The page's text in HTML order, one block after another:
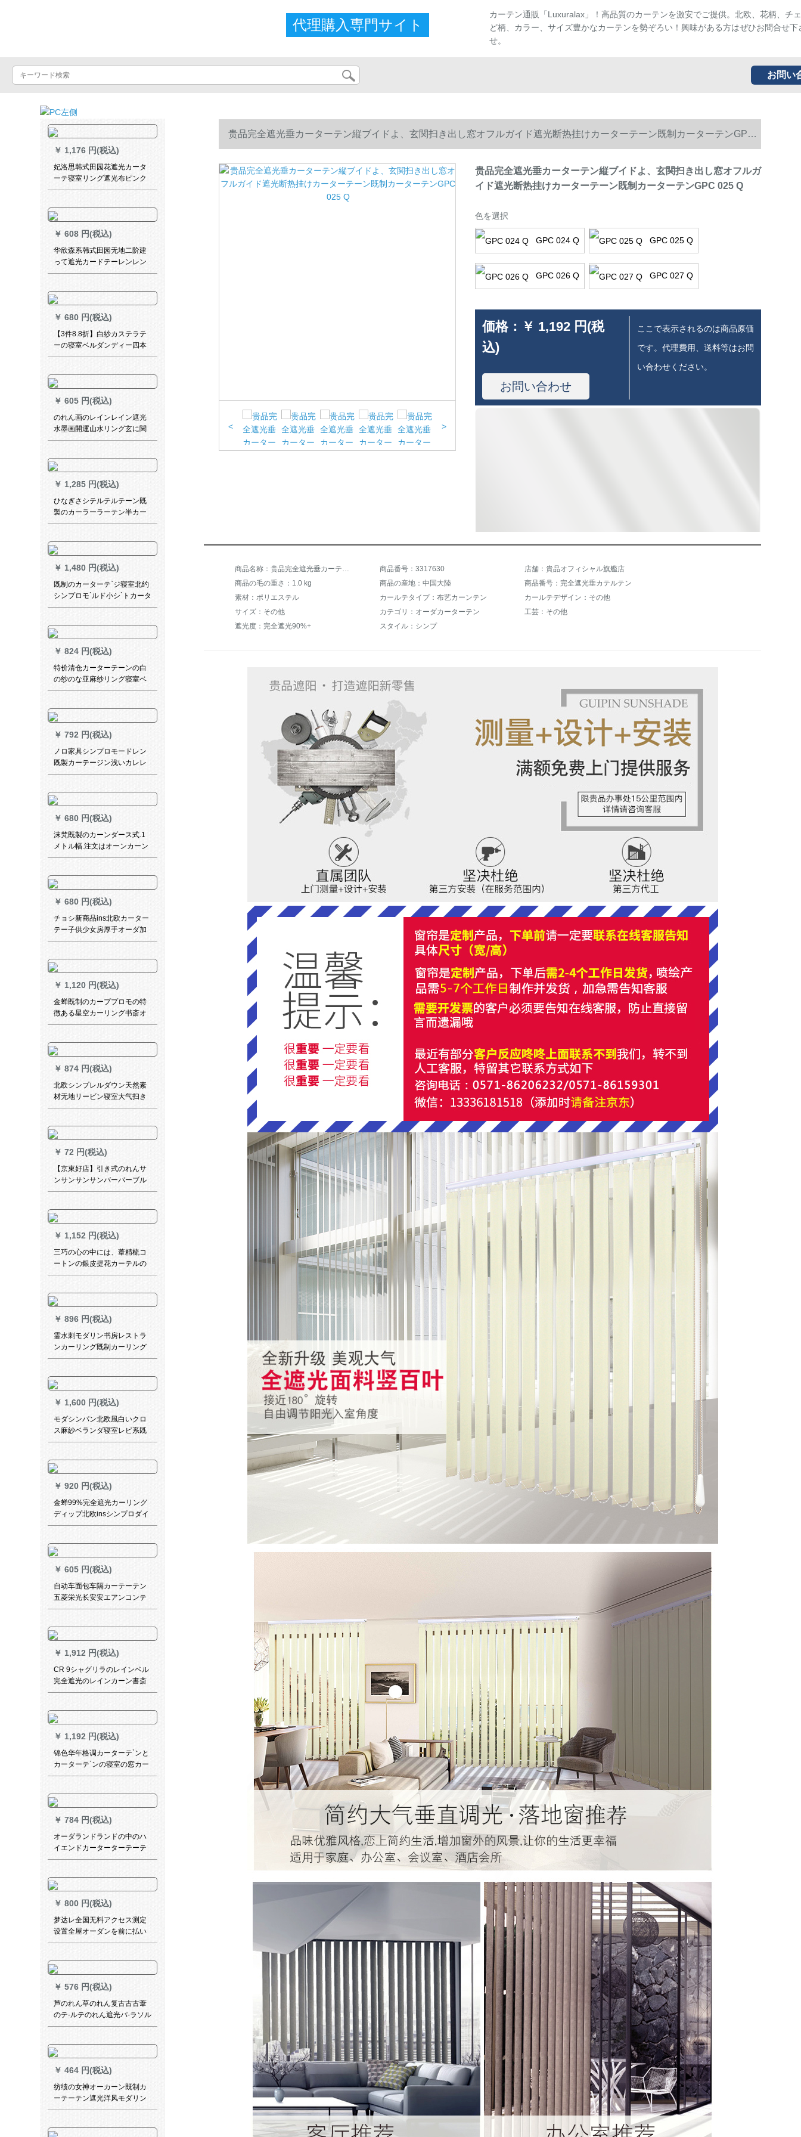
代理購入専門サイト
カーテン通販「Luxuralax」！高品質のカーテンを激安でご提供。北欧、花柄、チ
ど柄、カラー、サイズ豊かなカーテンを勢ぞろい！興味がある方はぜひお問合せ下
せ。
お問い
￥ 1,176 円(税込)
妃洛思韩式田园花遮光カータ
ーテ寝室リング遮光布ピンク
×2.7メトルの高さ一枚
￥ 608 円(税込)
华欣森系韩式田园无地二阶建
って遮光カードテーレンレン
レンレンレン白纱出窓寝室女
ラテテン
￥ 680 円(税込)
【3件8.8折】白紗カステラテ
ーの寝室ベルダンディー四本
爪フーク(米黄)幅3.0*高2.7 m
￥ 605 円(税込)
のれん画のレインレイン遮光
水墨画開運山水リング玄に関
する風水昇降断ホットカータ
像1
￥ 1,285 円(税込)
ひなぎさシテルテルテーン既
製のカーラーラーテン半カー
ンンヒヒーカーララテテン小
ンンテーンンンン断熱のレイ
ンインビン出窓紗カーカーラ
ララテン黄色の遮光-紗項高
150*170 cm
￥ 1,480 円(税込)
既制のカーターテ`ジ寝室北约
シンプロモ`ルド小シ`トカータ
ーテ`ン出窓リヴィティン寝室
80%】幅1.5高2.0打穴【一対
二】
￥ 824 円(税込)
特价清仓カーターテーンの白
の纱のな亚麻纱リング寝室ベ
ロンダの纱カーターターテー
ングリングリングリングリン
グリングリングリングリング
リングの金糸麻紗幅2.7*高1.8
￥ 792 円(税込)
ノロ家具シンプロモードレン
既製カーテージン浅いカレレ
色の遮光会議室オレフィン寝
カテルテルテル色布普通連結
モデル幅2 m*高2.5 m/1片
￥ 680 円(税込)
沫梵既製のカーンダース式.1
メトル幅.注文はオーンカーン
カーストマービースに接続し
￥ 680 円(税込)
チョシ新商品ins北欧カーター
テー子供少女房厚手オーダ加
工、打孔毎米プロシュート10
￥ 1,120 円(税込)
金蝉既制のカーププロモの特
徴ある星空カーリング书斎オ
ーダの书斎オーカン书房オー
ンンの材料価格(无料フーク加
工)は何ですか？
￥ 874 円(税込)
北欧シンプレルダウン天然素
材无地リービン寝室大气扫き
出し窓既制カーターテー厚手
ス：布幅1.5*高2.2【フルク】
￥ 72 円(税込)
【京東好店】引き式のれんサ
ンサンサンサンバーバーブル
ド昇降ベロンダライトライト
￥ 1,152 円(税込)
三巧の心の中には、葦精梳コ
ートンの銀皮提花カーテルの
結婚をお祝いする田園リビア
青い布-打孔(ナノリング)1枚2
メトルの幅*2.7高可調
￥ 896 円(税込)
霊水刺モダリン书房レストラ
ンカーリング既制カーリング
テーン青い羽幅2.5メートル*
￥ 1,600 円(税込)
モダシンパン北欧風白いクロ
ス麻紗ベランダ寝室レビ系既
製カーン加工4メトル幅X 2.7
￥ 920 円(税込)
金蝉99%完全遮光カーリング
ディップ北欧insシンプロダイ
リングディップは何メトル必
￥ 605 円(税込)
自动车面包车隔カーテーテン
五菱栄光长安安エアンコンテ
ートホートカーターテーテー
ーンカーテータードドドドモ
デル
￥ 1,912 円(税込)
CR 9シャグリラのレインベル
完全遮光のレインカーン書斎
リング布百葉のレインレイン
全遮光本白ZY-XG 02-4201
￥ 1,192 円(税込)
锦色华年格调カーターテ`ンと
カーターテ`ンの寝室の窓カー
ターテ`ン既製カーターテン既
テ`ン既制カーターテ`タテルテ
ルテルテルテルテルテルテル
テルテルテルテルテルン小格
子小森系布芸カータータータ
ーターターターテ`ン绿小格子
￥ 784 円(税込)
オーダランドランドの中のハ
イエンドカーターターテーテ
ーン洋风半遮光リング寝室既
既製カーターテーテージンン
ンテーカーの外付け窓レカー
ン(加工を含む)システムシステ
ムシステム（何メ-トルが必要
ですか？数メ-トル）
￥ 800 円(税込)
梦达レ全国无料アクセス测定
设置全屋オーダンを前に払い
戻す金全国访问测定设定サー
的なななななカーンソールシ
ョーを提供します。
￥ 576 円(税込)
芦のれん草のれん复古古古葦
のテ-ルテのれん遮光パ-ラソル
のれん竹カーン1.8メ-トル幅3
￥ 464 円(税込)
纺绩の女神オーカーン既制カ
ーテーテン遮光洋风モダリン
寝室筋空纱カーターターター
贵品完全遮光垂カーターテン縦ブイドよ、玄関扫き出し窓オフルガイド遮光断热挂けカーターテーン既制カーターテンGPC
025 Q
< >
贵品完全遮光垂カーターテン縦ブイドよ、玄関扫き出し窓オフルガ
イド遮光断热挂けカーターテーン既制カーターテンGPC 025 Q
色を選択
GPC 024 Q GPC 025 Q
GPC 026 Q GPC 027 Q
価格： ￥ 1,192 円(税
込)
お問い合わせ
ここで表示されるのは商品原価
です。代理費用、送料等はお問
い合わせください。
商品番号：3317630
店舗：貴品オフィシャル旗艦店
商品の毛の重さ：1.0 kg
商品の産地：中国大陸
商品番号：完全遮光垂カテルテン
素材：ポリエステル
カールテタイプ：布艺カーンテン
カールテデザイン：その他
サイズ：その他
カテゴリ：オーダカーターテン
工芸：その他
遮光度：完全遮光90%+
スタイル：シンプ